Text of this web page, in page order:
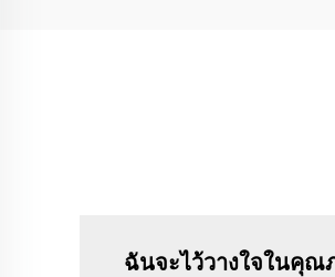
ฉันจะไว้วางใจในคุณ